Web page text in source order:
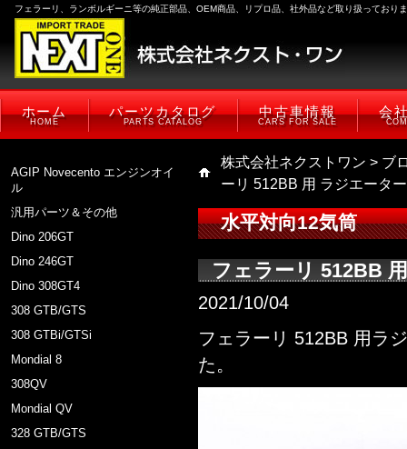
フェラーリ、ランボルギーニ等の純正部品、OEM商品、リプロ品、社外品など取り扱っており
ホーム
HOME
パーツカタログ
PARTS CATALOG
中古車情報
CARS FOR SALE
会
AGIP Novecento エンジンオイ
ル
汎用パーツ＆その他
Dino 206GT
Dino 246GT
Dino 308GT4
308 GTB/GTS
308 GTBi/GTSi
Mondial 8
308QV
Mondial QV
328 GTB/GTS
株式会社ネクストワン > ブ
ーリ 512BB 用 ラジエータ
水平対向12気筒
フェラーリ 512BB
2021/10/04
フェラーリ 512BB 用ラ
た。